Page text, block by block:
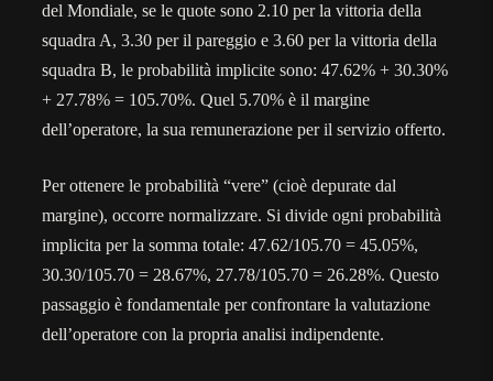
del Mondiale, se le quote sono 2.10 per la vittoria della
squadra A, 3.30 per il pareggio e 3.60 per la vittoria della
squadra B, le probabilità implicite sono: 47.62% + 30.30%
+ 27.78% = 105.70%. Quel 5.70% è il margine
dell’operatore, la sua remunerazione per il servizio offerto.
Per ottenere le probabilità “vere” (cioè depurate dal
margine), occorre normalizzare. Si divide ogni probabilità
implicita per la somma totale: 47.62/105.70 = 45.05%,
30.30/105.70 = 28.67%, 27.78/105.70 = 26.28%. Questo
passaggio è fondamentale per confrontare la valutazione
dell’operatore con la propria analisi indipendente.